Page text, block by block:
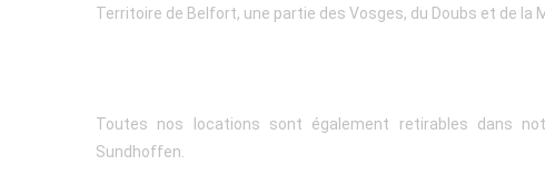
Territoire de Belfort, une partie des Vosges, du Doubs et de la
Toutes nos locations sont également retirables dans
Sundhoffen.